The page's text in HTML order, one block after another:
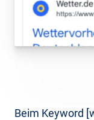
Beim Keyword